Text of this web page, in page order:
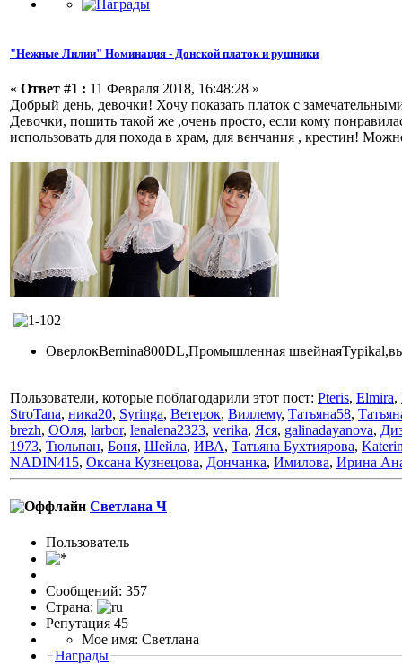
"Нежные Лилии" Номинация - Донской платок и рушники
« Ответ #1 : 11 Февраля 2018, 16:48:28 »
Добрый день, девочки! Хочу показать платок с
Девочки, пошить такой же ,очень просто, если кому
использовать для похода в храм, для венчания , крестин!
ОверлокBernina800DL,Промышленная
Пользователи, которые поблагодарили этот пост: Pteris, Elmira,
StroTana, ника20, Syringa, Ветерок, Виллему, Татьяна58,
brezh, ООля, larbor, lenalena2323, verika, Яся, galinadayanova,
1973, Тюльпан, Боня, Шейла, ИВА, Татьяна Бухтиярова,
NADIN415, Оксана Кузнецова, Дончанка, Имилова, Ирина
Светлана Ч
Пользовaтeль
Сообщений: 357
Страна:
Репутация 45
Мое имя: Светлана
Награды